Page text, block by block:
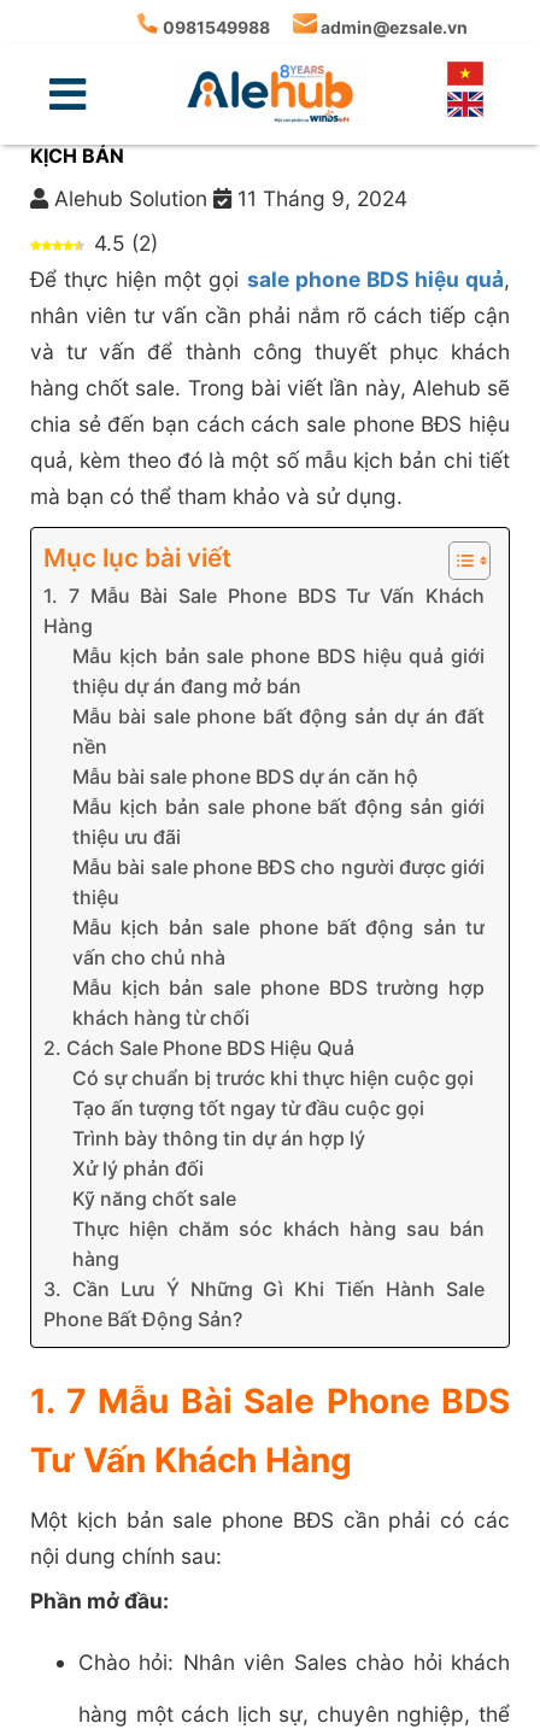
0981549988 admin@ezsale.vn
5+ CÁCH SALE PHONE BDS HIỆU QUẢ KÈM MẪU
KỊCH BẢN
Alehub Solution
11 Tháng 9, 2024
4.5 (2)
Để thực hiện một gọi sale phone BDS hiệu quả,
nhân viên tư vấn cần phải nắm rõ cách tiếp cận
và tư vấn để thành công thuyết phục khách
hàng chốt sale. Trong bài viết lần này, Alehub sẽ
chia sẻ đến bạn cách cách sale phone BĐS hiệu
quả, kèm theo đó là một số mẫu kịch bản chi tiết
mà bạn có thể tham khảo và sử dụng.
Mục lục bài viết
1. 7 Mẫu Bài Sale Phone BDS Tư Vấn Khách
Hàng
Mẫu kịch bản sale phone BDS hiệu quả giới
thiệu dự án đang mở bán
Mẫu bài sale phone bất động sản dự án đất
nền
Mẫu bài sale phone BDS dự án căn hộ
Mẫu kịch bản sale phone bất động sản giới
thiệu ưu đãi
Mẫu bài sale phone BĐS cho người được giới
thiệu
Mẫu kịch bản sale phone bất động sản tư
vấn cho chủ nhà
Mẫu kịch bản sale phone BDS trường hợp
khách hàng từ chối
2. Cách Sale Phone BDS Hiệu Quả
Có sự chuẩn bị trước khi thực hiện cuộc gọi
Tạo ấn tượng tốt ngay từ đầu cuộc gọi
Trình bày thông tin dự án hợp lý
Xử lý phản đối
Kỹ năng chốt sale
Thực hiện chăm sóc khách hàng sau bán
hàng
3. Cần Lưu Ý Những Gì Khi Tiến Hành Sale
Phone Bất Động Sản?
1. 7 Mẫu Bài Sale Phone BDS
Tư Vấn Khách Hàng
Một kịch bản sale phone BĐS cần phải có các
nội dung chính sau:
Phần mở đầu:
Chào hỏi: Nhân viên Sales chào hỏi khách
hàng một cách lịch sự, chuyên nghiệp, thể